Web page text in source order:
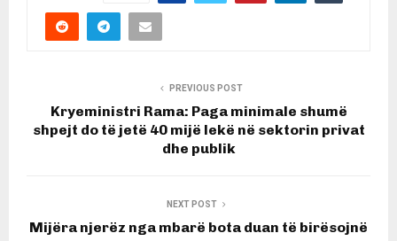
PREVIOUS POST
Kryeministri Rama: Paga minimale shumë
shpejt do të jetë 40 mijë lekë në sektorin privat
dhe publik
NEXT POST
Mijëra njerëz nga mbarë bota duan të birësojnë